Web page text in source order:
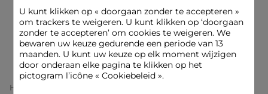
Look ideeën
De getailleerde tricot jurk wordt gecombineerd met sandalen
met hakken en gouden accessoires voor een vrouwelijke en
zelfverzekerde uitstraling.
Dit rechte kledingstuk wordt gedragen met een
gestructureerde tas en elegante pumps, waardoor de
moderne en verfijnde stijl wordt versterkt.
Rechte jurken Jurken Gebreide jurken
Jurken met schouderbandjes
Home
U kunt klikken op « doorgaan zonder te accepteren»
om trackers te weigeren. U kunt klikken op ‘doorgaan
zonder te accepteren’ om cookies te weigeren. We
bewaren uw keuze gedurende een periode van 13
maanden. U kunt uw keuze op elk moment wijzigen
door onderaan elke pagina te klikken op het
pictogram l’icône « Cookiebeleid ».